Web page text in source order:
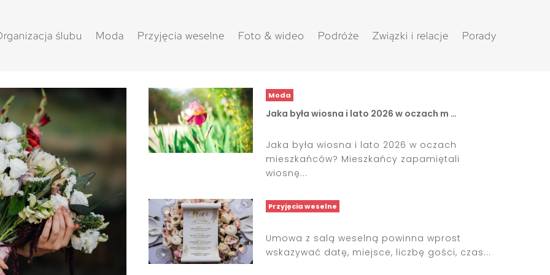
ślubu Moda Przyjęcia weselne Foto & wideo Podróże Związki i relacje Porady
Moda
Jaka była wiosna i lato 2026 w oczach m …
Jaka była wiosna i lato 2026 w oczach
mieszkańców? Mieszkańcy zapamiętali
wiosnę...
Przyjęcia weselne
Umowa z salą weselną powinna wprost
wskazywać datę, miejsce, liczbę gości, czas...